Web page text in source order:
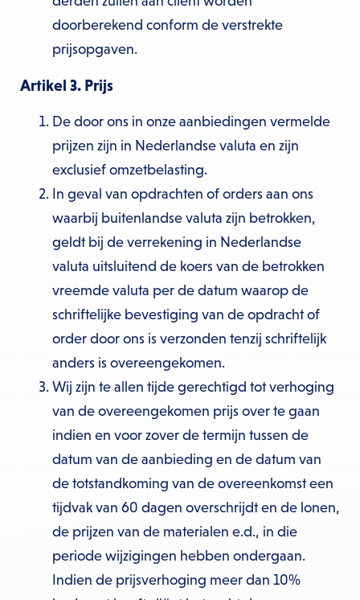
doorberekend conform de verstrekte
prijsopgaven.
Artikel 3. Prijs
De door ons in onze aanbiedingen vermelde
prijzen zijn in Nederlandse valuta en zijn
exclusief omzetbelasting.
In geval van opdrachten of orders aan ons
waarbij buitenlandse valuta zijn betrokken,
geldt bij de verrekening in Nederlandse
valuta uitsluitend de koers van de betrokken
vreemde valuta per de datum waarop de
schriftelijke bevestiging van de opdracht of
order door ons is verzonden tenzij schriftelijk
anders is overeengekomen.
Wij zijn te allen tijde gerechtigd tot verhoging
van de overeengekomen prijs over te gaan
indien en voor zover de termijn tussen de
datum van de aanbieding en de datum van
de totstandkoming van de overeenkomst een
tijdvak van 60 dagen overschrijdt en de lonen,
de prijzen van de materialen e.d., in die
periode wijzigingen hebben ondergaan.
Indien de prijsverhoging meer dan 10%